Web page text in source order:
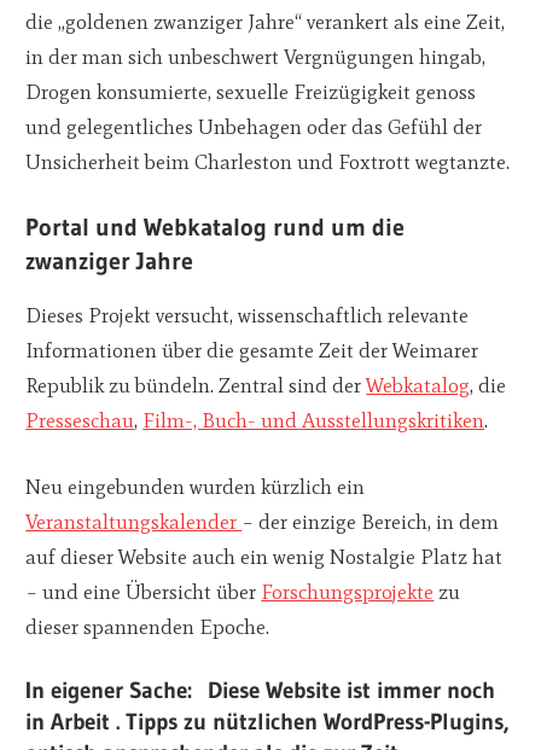
die „goldenen zwanziger Jahre“ verankert als eine Zeit,
in der man sich unbeschwert Vergnügungen hingab,
Drogen konsumierte, sexuelle Freizügigkeit genoss
und gelegentliches Unbehagen oder das Gefühl der
Unsicherheit beim Charleston und Foxtrott wegtanzte.
Portal und Webkatalog rund um die
zwanziger Jahre
Dieses Projekt versucht, wissenschaftlich relevante
Informationen über die gesamte Zeit der Weimarer
Republik zu bündeln. Zentral sind derWebkatalog, die
Presseschau, Film-, Buch- und Ausstellungskritiken.
Neu eingebunden wurden kürzlich ein
Veranstaltungskalender – der einzige Bereich, in dem
auf dieser Website auch ein wenig Nostalgie Platz hat
– und eine Übersicht über Forschungsprojekte zu
dieser spannenden Epoche.
In eigener Sache: Diese Website ist immer noch
in Arbeit . Tipps zu nützlichen WordPress-Plugins,